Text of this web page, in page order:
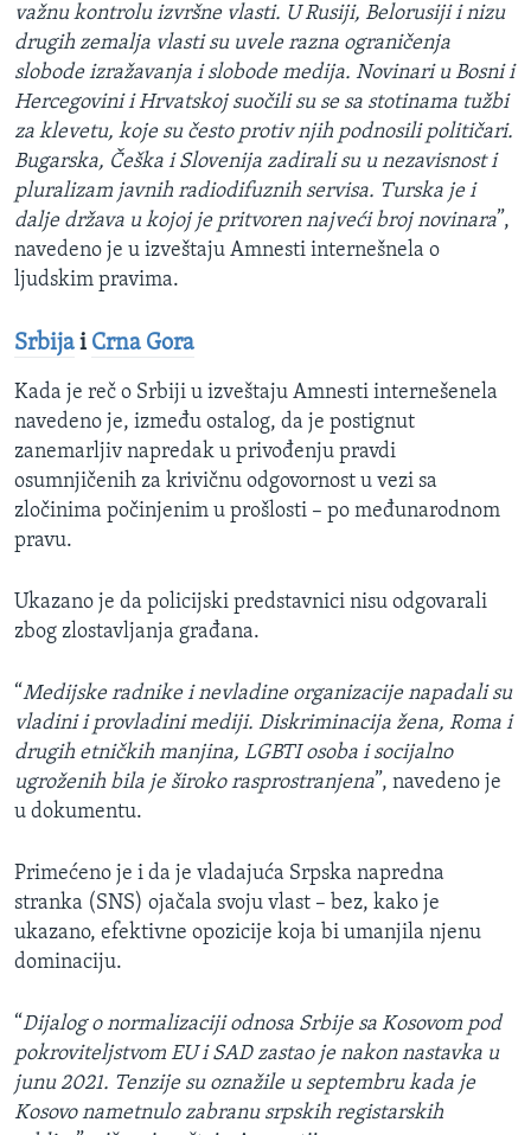
važnu kontrolu izvršne vlasti. U Rusiji, Belorusiji i nizu
drugih zemalja vlasti su uvele razna ograničenja
slobode izražavanja i slobode medija. Novinari u Bosni i
Hercegovini i Hrvatskoj suočili su se sa stotinama tužbi
za klevetu, koje su često protiv njih podnosili političari.
Bugarska, Češka i Slovenija zadirali su u nezavisnost i
pluralizam javnih radiodifuznih servisa. Turska je i
dalje država u kojoj je pritvoren najveći broj novinara”,
navedeno je u izveštaju Amnesti internešnela o
ljudskim pravima.
Srbija i Crna Gora
Kada je reč o Srbiji u izveštaju Amnesti internešenela
navedeno je, između ostalog, da je postignut
zanemarljiv napredak u privođenju pravdi
osumnjičenih za krivičnu odgovornost u vezi sa
zločinima počinjenim u prošlosti – po međunarodnom
pravu.
Ukazano je da policijski predstavnici nisu odgovarali
zbog zlostavljanja građana.
“Medijske radnike i nevladine organizacije napadali su
vladini i provladini mediji. Diskriminacija žena, Roma i
drugih etničkih manjina, LGBTI osoba i socijalno
ugroženih bila je široko rasprostranjena”, navedeno je
u dokumentu.
Primećeno je i da je vladajuća Srpska napredna
stranka (SNS) ojačala svoju vlast – bez, kako je
ukazano, efektivne opozicije koja bi umanjila njenu
dominaciju.
“Dijalog o normalizaciji odnosa Srbije sa Kosovom pod
pokroviteljstvom EU i SAD zastao je nakon nastavka u
junu 2021. Tenzije su oznažile u septembru kada je
Kosovo nametnulo zabranu srpskih registarskih